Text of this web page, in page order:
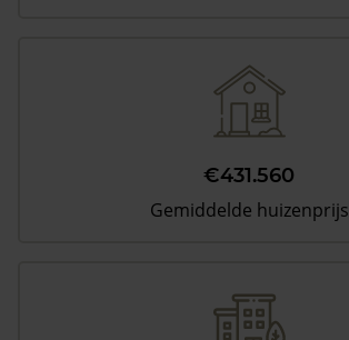
€431.560
Gemiddelde huizenprijs